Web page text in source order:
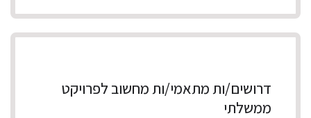
דרושים/ות מתאמי/ות מחשוב לפרויקט
ממשלתי